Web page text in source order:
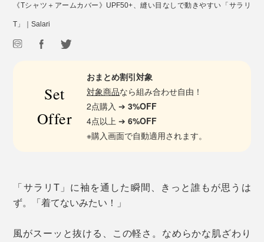
《Tシャツ＋アームカバー》UPF50+、縫い目なしで動きやすい「サラリ
T」｜Salari
Set
Offer
おまとめ割引対象
対象商品なら組み合わせ自由！
2点購入 ➔3%OFF
4点以上 ➔6%OFF
※購入画面で自動適用されます。
「サラリT」に袖を通した瞬間、きっと誰もが思うは
ず。「着てないみたい！」
風がスーッと抜ける、この軽さ。なめらかな肌ざわり